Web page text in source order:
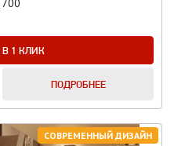
В 1 КЛИК
ПОДРОБНЕЕ
СОВРЕМЕННЫЙ ДИЗАЙН